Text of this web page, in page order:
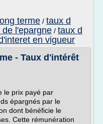
terme / taux d
l'epargne / taux d
en vigueur
- Taux d'intérêt
le prix payé par
épargnés par le
dont bénéficie le
Cette rémunération